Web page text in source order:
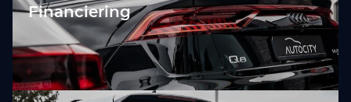
Financiering